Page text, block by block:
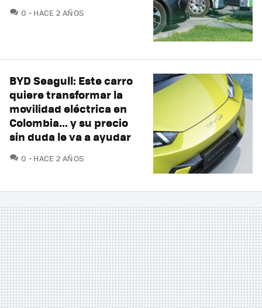
0 COMENTARIOS
HACE 2 AÑOS
BYD Seagull: Este carro
quiere transformar la
movilidad eléctrica en
Colombia... y su precio
sin duda le va a ayudar
0 COMENTARIOS
HACE 2 AÑOS